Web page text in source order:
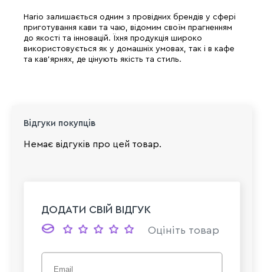
Hario залишається одним з провідних брендів у сфері
приготування кави та чаю, відомим своїм прагненням
до якості та інновацій. Їхня продукція широко
використовується як у домашніх умовах, так і в кафе
та кав'ярнях, де цінують якість та стиль.
Відгуки покупців
Немає відгуків про цей товар.
ДОДАТИ СВІЙ ВІДГУК
Оцініть товар